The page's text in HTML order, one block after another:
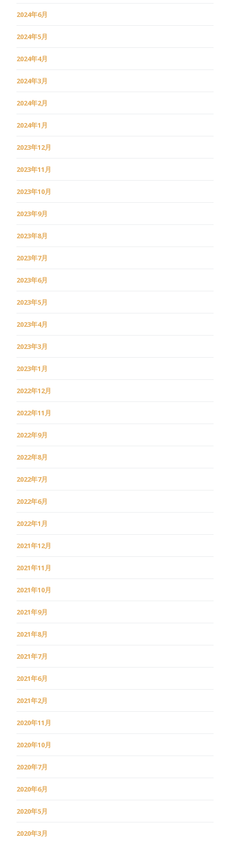
2024年6月
2024年5月
2024年4月
2024年3月
2024年2月
2024年1月
2023年12月
2023年11月
2023年10月
2023年9月
2023年8月
2023年7月
2023年6月
2023年5月
2023年4月
2023年3月
2023年1月
2022年12月
2022年11月
2022年9月
2022年8月
2022年7月
2022年6月
2022年1月
2021年12月
2021年11月
2021年10月
2021年9月
2021年8月
2021年7月
2021年6月
2021年2月
2020年11月
2020年10月
2020年7月
2020年6月
2020年5月
2020年3月